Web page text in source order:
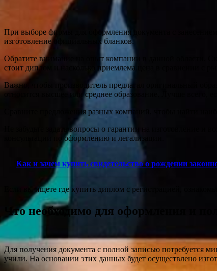
При выборе фирмы для оформления документа с
изготовление официальных бланков.
Обратите внимание на опыт компании в данной области.
стоит диплом и насколько приемлема цена в сравнении с
Важно, чтобы производитель предлагал оригинальный
относится высшее или среднее образование. Лучше всего,
Сравните предложения разных компаний, чтобы найти
Не забудьте задать вопросы о гарантии на изготовление
консультации по оформлению и легализации.
Как и зачем купить свидетельство о рождении
Если вы ищете где купить диплом с регистрацией,
Что необходимо для оформления и
Для получения документа с полной записью потребуется
учили. На основании этих данных будет осуществлено